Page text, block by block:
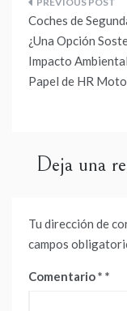
de
entradas
Coches de
¿Una Opción
Impacto
Papel de HR
Deja una
Tu dirección de
campos
Comentario*